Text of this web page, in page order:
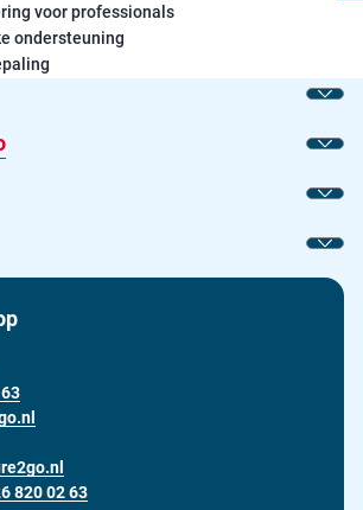
voor professionals
ondersteuning
Toon
Toon
Toon
Toon
mail op
afdeling een e-mail op
820 02 63